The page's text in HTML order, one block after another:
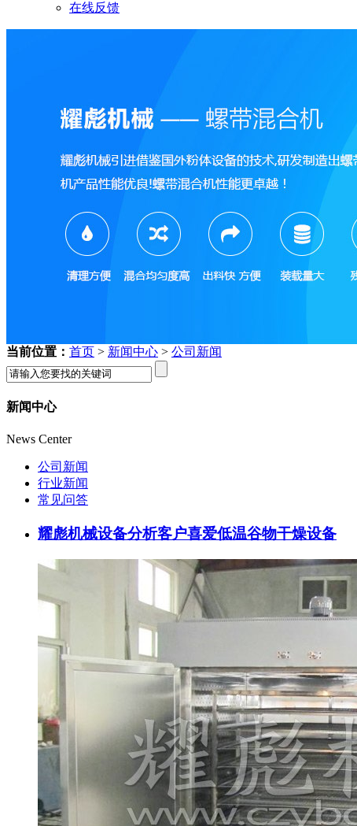
在线反馈
当前位置： 首页 > 新闻中心 > 公司新闻
新闻中心
News Center
公司新闻
行业新闻
常见问答
耀彪机械设备分析客户喜爱低温谷物干燥设备